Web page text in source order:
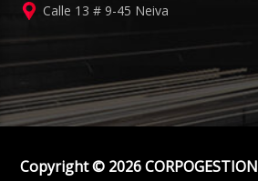
Calle 13 # 9-45 Neiva
Copyright © 2026 CORPOGESTION